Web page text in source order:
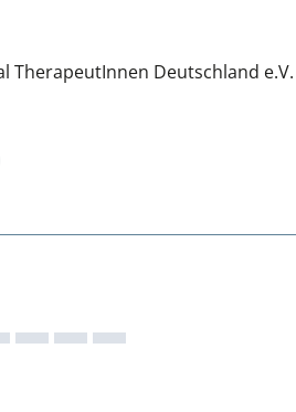
TherapeutInnen Deutschland e.V.